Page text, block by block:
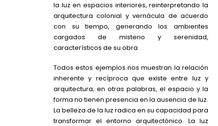
la luz en espacios interiores, reinterpretando la
arquitectura colonial y vernácula de acuerdo
con su tiempo, generando los ambientes
cargados de misterio y serenidad,
característicos de su obra.
Todos estos ejemplos nos muestran la relación
inherente y recíproca que existe entre luz y
arquitectura; en otras palabras, el espacio y la
forma no tienen presencia en la ausencia de luz.
La belleza de la luz radica en su capacidad para
transformar el entorno arquitectónico. La luz